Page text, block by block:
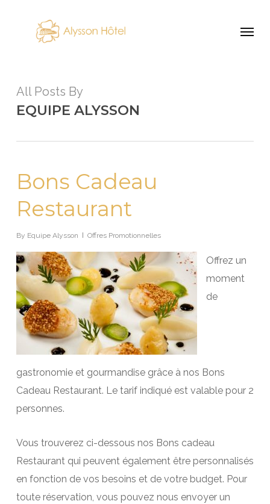
All Posts By
EQUIPE ALYSSON
Bons Cadeau
Restaurant
By Equipe Alysson Offres Promotionnelles
Offrez un
moment
de
gastronomie et gourmandise grâce à nos Bons
Cadeau Restaurant. Le tarif indiqué est valable pour 2
personnes.
Vous trouverez ci-dessous nos Bons cadeau
Restaurant qui peuvent également être personnalisés
en fonction de vos besoins et de votre budget. Pour
toute réservation, vous pouvez nous envoyer un